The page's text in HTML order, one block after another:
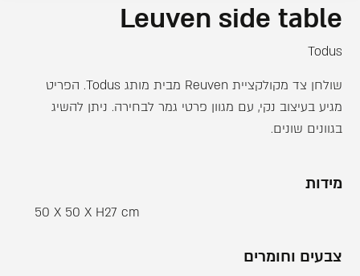
Leuven side table
Todus
שולחן צד מקולקציית Reuven מבית מותג Todus. הפריט
מגיע בעיצוב נקי, עם מגוון פרטי גמר לבחירה. ניתן להשיג
בגוונים שונים.
מידות
50 X 50 X H27 cm
צבעים וחומרים